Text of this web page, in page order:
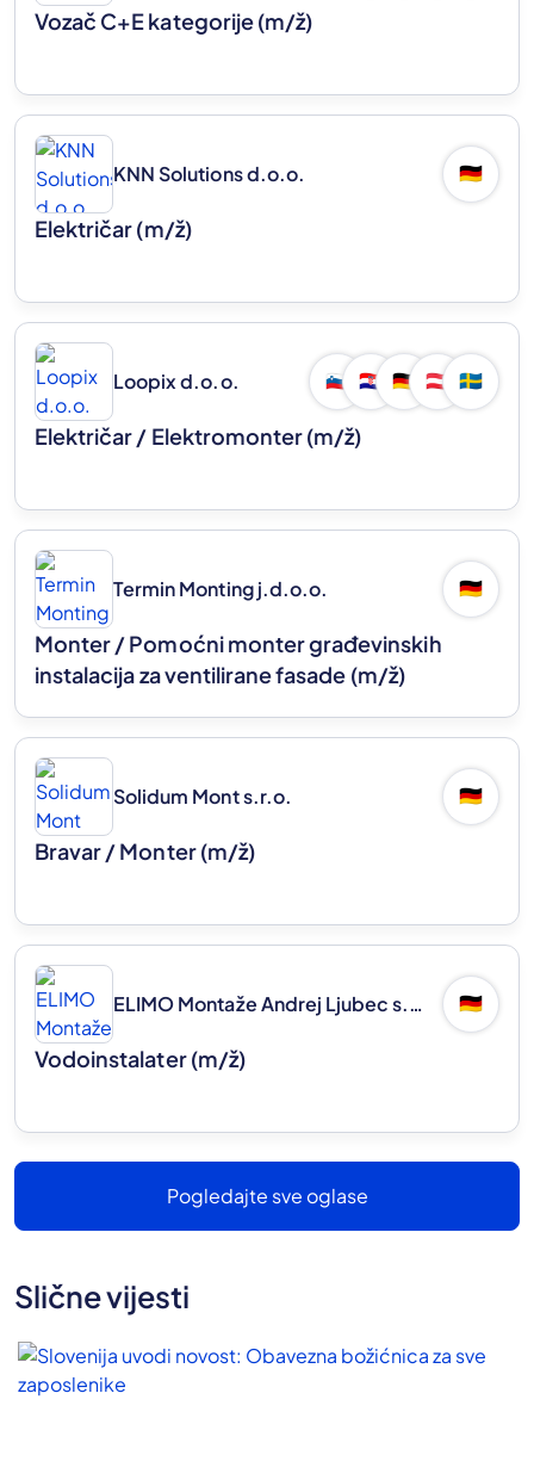
Vozač C+E kategorije(m/ž)
KNN Solutions d.o.o. 🇩🇪
Električar(m/ž)
Loopix d.o.o. 🇸🇮 🇭🇷 🇩🇪 🇦🇹 🇸🇪
Električar / Elektromonter(m/ž)
Termin Monting j.d.o.o. 🇩🇪
Monter / Pomoćni monter građevinskih
instalacija za ventilirane fasade (m/ž)
Solidum Mont s.r.o. 🇩🇪
Bravar / Monter(m/ž)
ELIMO Montaže Andrej Ljubec s.p. 🇩🇪
Vodoinstalater(m/ž)
Pogledajte sve oglase
Slične vijesti